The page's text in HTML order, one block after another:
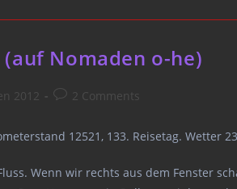
Nomaden o-he)
2012
Post2 Comments
12521, 133. Reisetag. Wetter
Wenn wir rechts aus dem Fenster